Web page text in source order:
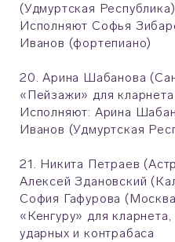
(Удмуртская Республика)
Исполняют Софья
Иванов (фортепиано)
20. Арина Шабанова
«Пейзажи» для
Исполняют: Арина
Иванов (Удмуртская
21. Никита Петраев
Алексей Здановский
София Гафурова
«Кенгуру» для
ударных и контрабаса